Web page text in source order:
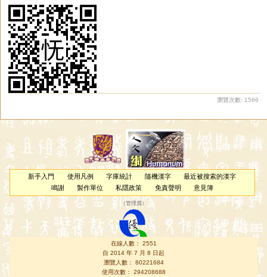
瀏覽次數: 1566
新手入門 使用凡例 字庫統計 隨機漢字
最近被搜索的漢字
鳴謝
製作單位 私隱政策 免責聲明 意見簿
（管理員 ）
在線人數： 2551
自 2014 年 7 月 8 日起
瀏覽人數： 80221684
使用次數： 294208688